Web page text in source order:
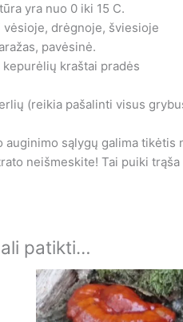
yra nuo 0 iki 15 C.
vėsioje, drėgnoje, šviesioje
pavėsinė.
kraštai pradės
(reikia pašalinti visus
auginimo sąlygų galima tikėtis
neišmeskite! Tai puiki trąša
patikti…